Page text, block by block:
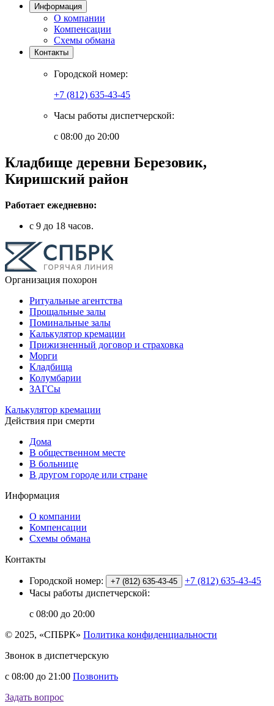
Информация
О компании
Компенсации
Схемы обмана
Контакты
Городской номер:
+7 (812) 635-43-45
Часы работы диспетчерской:
с 08:00 до 20:00
Кладбище деревни Березовик,
Киришский район
Работает ежедневно:
с 9 до 18 часов.
Организация похорон
Ритуальные агентства
Прощальные залы
Поминальные залы
Калькулятор кремации
Прижизненный договор и страховка
Морги
Кладбища
Колумбарии
ЗАГСы
Калькулятор кремации
Действия при смерти
Дома
В общественном месте
В больнице
В другом городе или стране
Информация
О компании
Компенсации
Схемы обмана
Контакты
Городской номер: +7 (812) 635-43-45
+7 (812) 635-43-45
Часы работы диспетчерской:
с 08:00 до 20:00
© 2025, «СПБРК» Политика конфиденциальности
Звонок в диспетчерскую
с 08:00 до 21:00 Позвонить
Задать вопрос